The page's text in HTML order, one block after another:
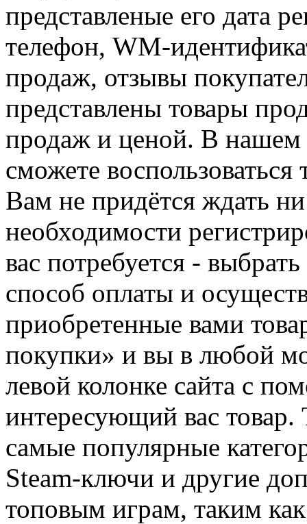
представленые его дата
телефон, WM-
продаж, отзывы
представлены товары
продаж и ценой. В нашем
сможете
Вам не придётся ждать
необходимости
вас потребуется -
способ оплаты и
приобретенные вами
покупки» и вы в любой
левой колонке сайта с
интересующий вас
самые популярные
Steam-ключи и другие
топовым играм, таким